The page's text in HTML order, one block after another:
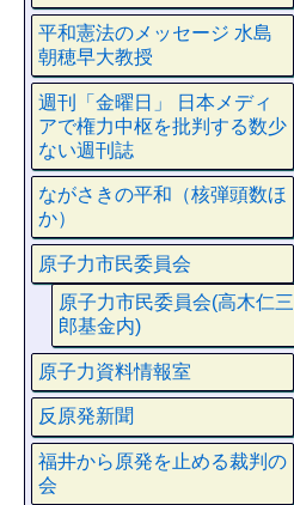
平和憲法のメッセージ 水島
朝穂早大教授
週刊「金曜日」 日本メディ
アで権力中枢を批判する数少
ない週刊誌
ながさきの平和（核弾頭数ほ
か）
原子力市民委員会
原子力市民委員会(高木仁三
郎基金内)
原子力資料情報室
反原発新聞
福井から原発を止める裁判の
会